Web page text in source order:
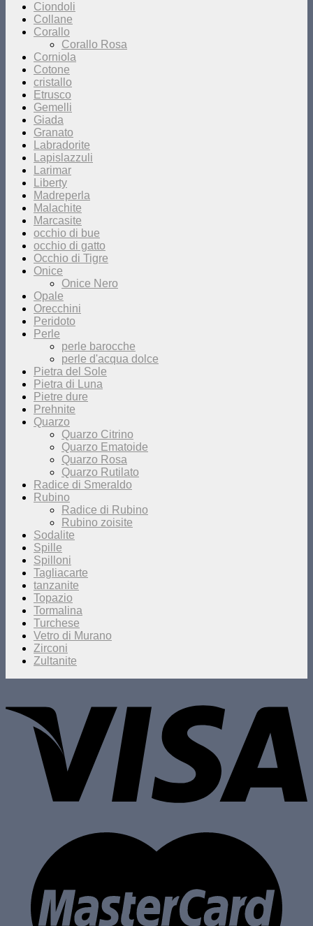
Ciondoli
Collane
Corallo
Corallo Rosa
Corniola
Cotone
cristallo
Etrusco
Gemelli
Giada
Granato
Labradorite
Lapislazzuli
Larimar
Liberty
Madreperla
Malachite
Marcasite
occhio di bue
occhio di gatto
Occhio di Tigre
Onice
Onice Nero
Opale
Orecchini
Peridoto
Perle
perle barocche
perle d'acqua dolce
Pietra del Sole
Pietra di Luna
Pietre dure
Prehnite
Quarzo
Quarzo Citrino
Quarzo Ematoide
Quarzo Rosa
Quarzo Rutilato
Radice di Smeraldo
Rubino
Radice di Rubino
Rubino zoisite
Sodalite
Spille
Spilloni
Tagliacarte
tanzanite
Topazio
Tormalina
Turchese
Vetro di Murano
Zirconi
Zultanite